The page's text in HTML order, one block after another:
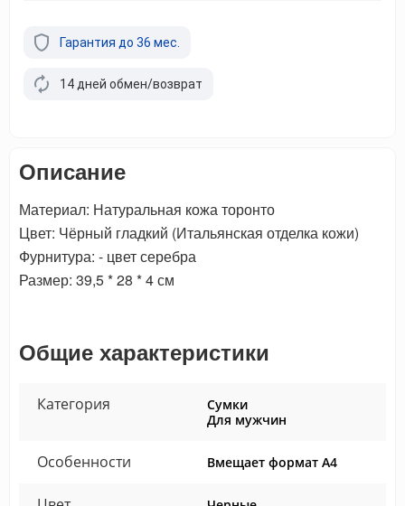
Гарантия до 36 мес.
14 дней обмен/возврат
Описание
Материал: Натуральная кожа торонто
Цвет: Чёрный гладкий (Итальянская отделка кожи)
Фурнитура: - цвет серебра
Размер: 39,5 * 28 * 4 см
Общие характеристики
Категория
Сумки
Для мужчин
Особенности Вмещает формат А4